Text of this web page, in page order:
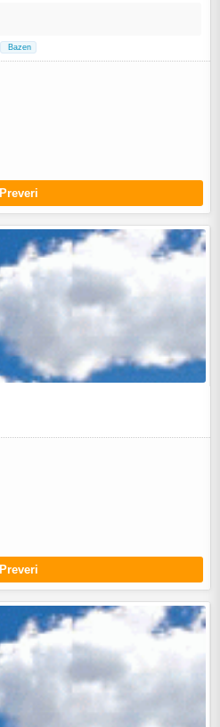
Bazen
Preveri
Preveri